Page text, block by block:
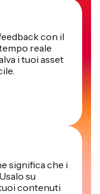
con il
reale
i tuoi asset
significa che i
su
contenuti